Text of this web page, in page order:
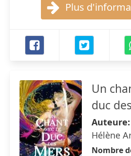
Plus
Un
duc
Auteure:
Hélène
Nombre